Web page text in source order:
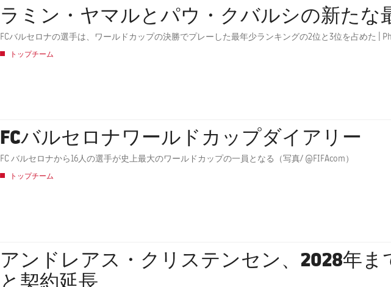
ラミン・ヤマルとパウ・クバルシの新たな
FCバルセロナの選手は、ワールドカップの決勝でプレーした最年少ランキングの2位と3位を占めた |
トップチーム
FCバルセロナワールドカップダイアリー
FC バルセロナから16人の選手が史上最大のワールドカップの一員となる（写真/ @FIFAcom）
トップチーム
アンドレアス・クリステンセン、2028年ま
と契約延長